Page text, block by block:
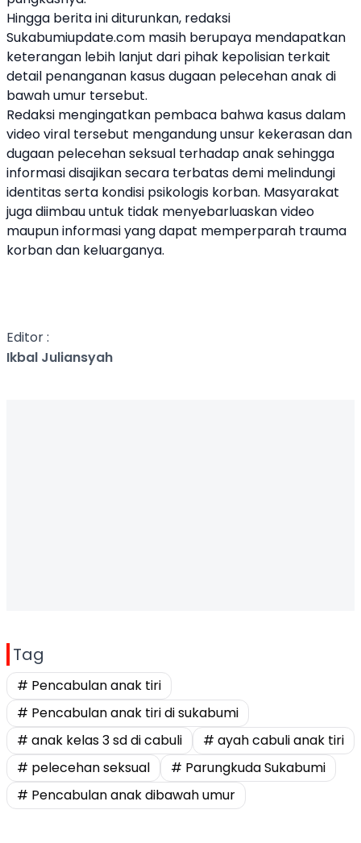
Hingga berita ini diturunkan, redaksi
Sukabumiupdate.com masih berupaya mendapatkan
keterangan lebih lanjut dari pihak kepolisian terkait
detail penanganan kasus dugaan pelecehan anak di
bawah umur tersebut.
Redaksi mengingatkan pembaca bahwa kasus dalam
video viral tersebut mengandung unsur kekerasan dan
dugaan pelecehan seksual terhadap anak sehingga
informasi disajikan secara terbatas demi melindungi
identitas serta kondisi psikologis korban. Masyarakat
juga diimbau untuk tidak menyebarluaskan video
maupun informasi yang dapat memperparah trauma
korban dan keluarganya.
Editor :
Ikbal Juliansyah
Tag
# Pencabulan anak tiri
# Pencabulan anak tiri di sukabumi
# anak kelas 3 sd di cabuli
# ayah cabuli anak tiri
# pelecehan seksual
# Parungkuda Sukabumi
# Pencabulan anak dibawah umur